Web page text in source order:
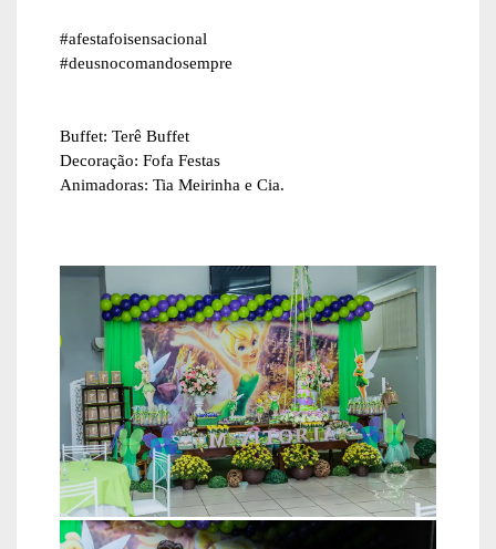
#afestafoisensacional
#deusnocomandosempre
Buffet: Terê Buffet
Decoração: Fofa Festas
Animadoras: Tia Meirinha e Cia.